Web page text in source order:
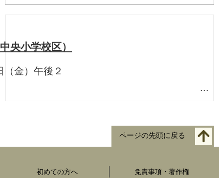
央小学校区）
金）午後２
...
ページの先頭に戻る
初めての方へ 免責事項・著作権